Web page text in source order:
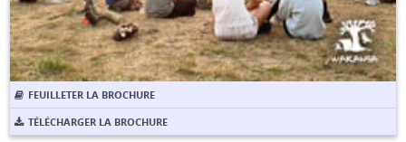
FEUILLETER LA BROCHURE
TÉLÉCHARGER LA BROCHURE